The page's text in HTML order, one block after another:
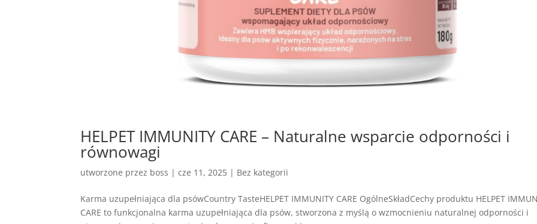
HELPET IMMUNITY CARE – Naturalne wsparcie odporności i
równowagi
utworzone przez boss |cze 11, 2025 | Bez kategorii
Karma uzupełniająca dla psówCountry TasteHELPET IMMUNITY CARE OgólneSkładCechy produktu HELPET
CARE to funkcjonalna karma uzupełniająca dla psów, stworzona z myślą o wzmocnieniu naturalnej odporności i